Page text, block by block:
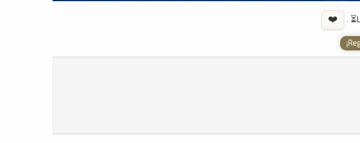
❤️ · ⏳